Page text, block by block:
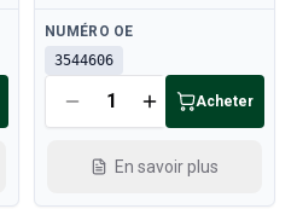
Disponible
NUMÉRO OE
3544606
Acheter
En savoir plus